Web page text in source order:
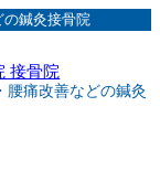
の鍼灸接骨院
接骨院
腰痛改善などの鍼灸